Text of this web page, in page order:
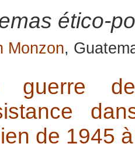
ético-
Monzon,
guerre
de 1945